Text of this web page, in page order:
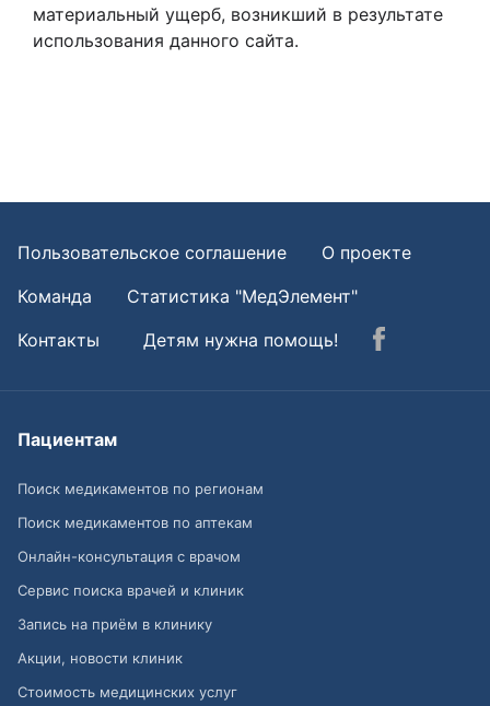
материальный ущерб, возникший в результате
использования данного сайта.
Пользовательское соглашение
О проекте
Команда
Статистика "МедЭлемент"
Контакты
Детям нужна помощь!
Пациентам
Поиск медикаментов по регионам
Поиск медикаментов по аптекам
Онлайн-консультация с врачом
Сервис поиска врачей и клиник
Запись на приём в клинику
Акции, новости клиник
Стоимость медицинских услуг